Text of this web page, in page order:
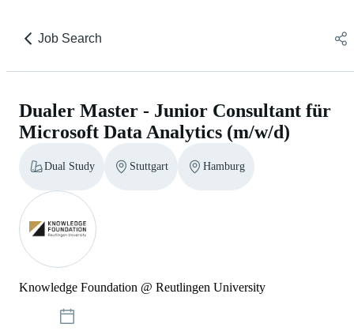
Job Search
Dualer Master - Junior Consultant für
Microsoft Data Analytics (m/w/d)
Dual Study Stuttgart Hamburg
Knowledge Foundation @ Reutlingen University